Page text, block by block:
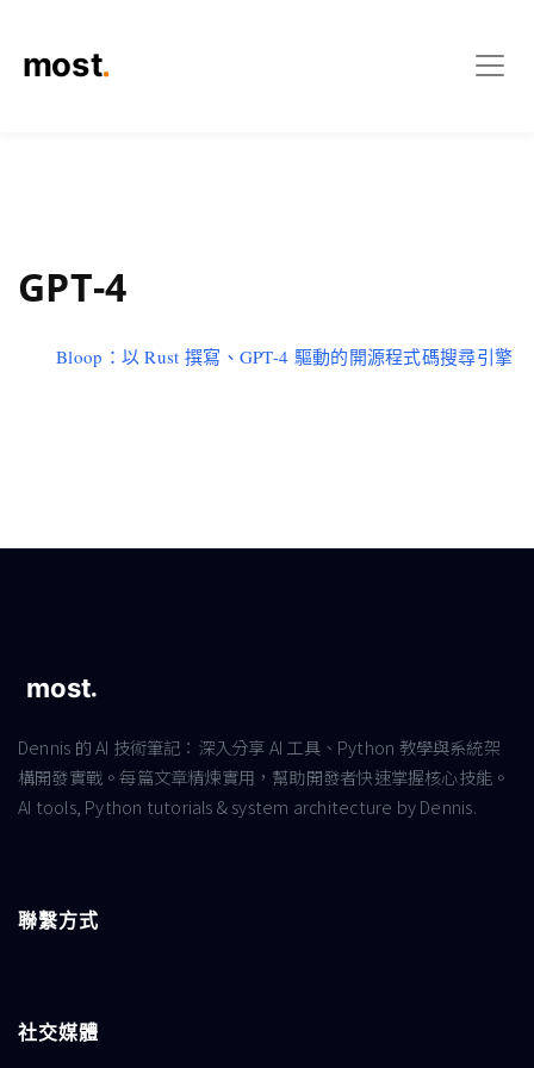
GPT-4
Bloop：以 Rust 撰寫、GPT-4 驅動的開源程式碼搜尋引擎
Dennis 的 AI 技術筆記：深入分享 AI 工具、Python 教學與系統架
構開發實戰。每篇文章精煉實用，幫助開發者快速掌握核心技能。
AI tools, Python tutorials & system architecture by Dennis.
聯繫方式
社交媒體